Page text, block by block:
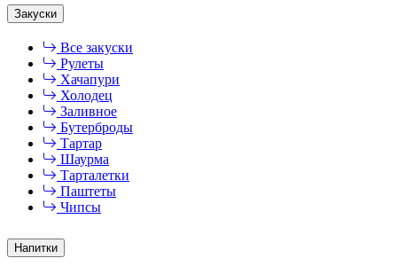
Закуски
Все закуски
Рулеты
Хачапури
Холодец
Заливное
Бутерброды
Тартар
Шаурма
Тарталетки
Паштеты
Чипсы
Напитки